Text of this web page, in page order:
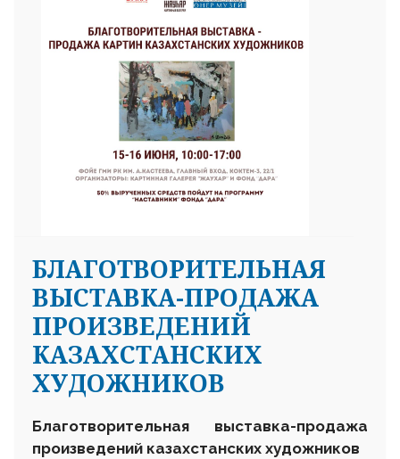
БЛАГОТВОРИТЕЛЬНАЯ
ВЫСТАВКА-ПРОДАЖА
ПРОИЗВЕДЕНИЙ
КАЗАХСТАНСКИХ
ХУДОЖНИКОВ
Благотворительная выставка-продажа
произведений казахстанских художников